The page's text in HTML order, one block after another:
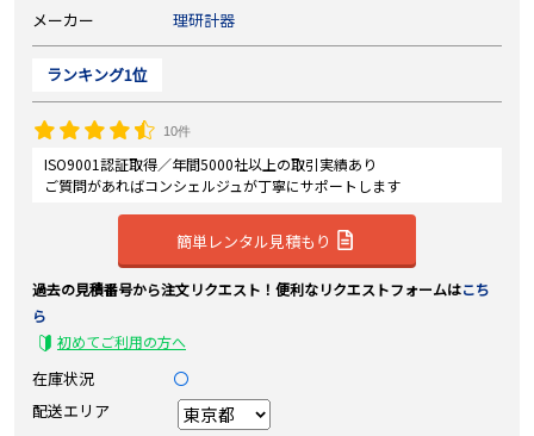
メーカー
理研計器
ランキング1位
10件
ISO9001認証取得／年間5000社以上の取引実績あり
ご質問があればコンシェルジュが丁寧にサポートします
簡単レンタル見積もり
過去の見積番号から注文リクエスト！便利なリクエストフォームはこち
ら
初めてご利用の方へ
在庫状況
〇
配送エリア